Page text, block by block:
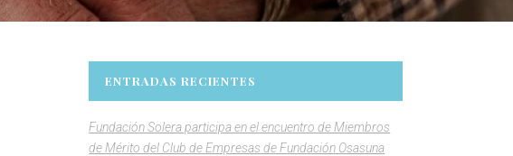
ENTRADAS RECIENTES
Fundación Solera participa en el encuentro de Miembros
de Mérito del Club de Empresas de Fundación Osasuna